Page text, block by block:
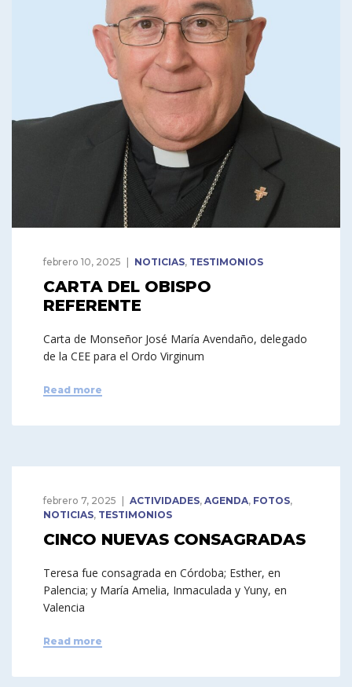
febrero 10, 2025 NOTICIAS, TESTIMONIOS
CARTA DEL OBISPO
REFERENTE
Carta de Monseñor José María Avendaño, delegado
de la CEE para el Ordo Virginum
Read more
febrero 7, 2025 ACTIVIDADES, AGENDA, FOTOS,
NOTICIAS, TESTIMONIOS
CINCO NUEVAS CONSAGRADAS
Teresa fue consagrada en Córdoba; Esther, en
Palencia; y María Amelia, Inmaculada y Yuny, en
Valencia
Read more